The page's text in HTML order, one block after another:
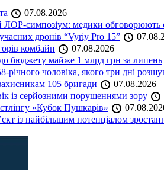
07.08.2026
ЛОР-симпозіум: медики обговорюють
дронів “Vyriy Pro 15”
комбайн
07.08.2026
бюджету майже 1 млрд грн за липень
чоловіка, якого три дні
105 бригади
07.08.2026
із серйозними порушеннями зору
«Кубок Пушкарів»
із найбільшим потенціалом